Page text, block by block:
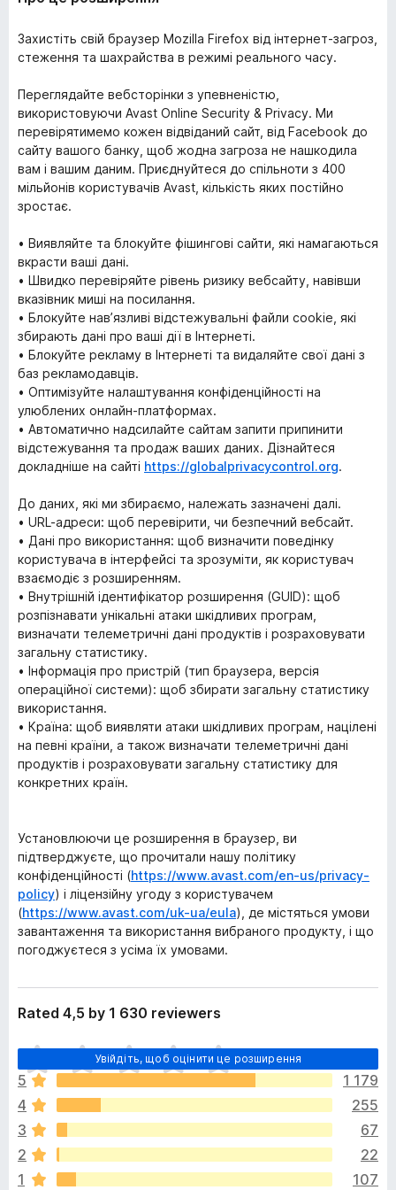
Захистіть свій браузер Mozilla Firefox від інтернет-загроз,
стеження та шахрайства в режимі реального часу.
Переглядайте вебсторінки з упевненістю,
використовуючи Avast Online Security & Privacy. Ми
перевірятимемо кожен відвіданий сайт, від Facebook до
сайту вашого банку, щоб жодна загроза не нашкодила
вам і вашим даним. Приєднуйтеся до спільноти з 400
мільйонів користувачів Avast, кількість яких постійно
зростає.
• Виявляйте та блокуйте фішингові сайти, які намагаються
вкрасти ваші дані.
• Швидко перевіряйте рівень ризику вебсайту, навівши
вказівник миші на посилання.
• Блокуйте нав’язливі відстежувальні файли cookie, які
збирають дані про ваші дії в Інтернеті.
• Блокуйте рекламу в Інтернеті та видаляйте свої дані з
баз рекламодавців.
• Оптимізуйте налаштування конфіденційності на
улюблених онлайн-платформах.
• Автоматично надсилайте сайтам запити припинити
відстежування та продаж ваших даних. Дізнайтеся
докладніше на сайті https://globalprivacycontrol.org.
До даних, які ми збираємо, належать зазначені далі.
• URL-адреси: щоб перевірити, чи безпечний вебсайт.
• Дані про використання: щоб визначити поведінку
користувача в інтерфейсі та зрозуміти, як користувач
взаємодіє з розширенням.
• Внутрішній ідентифікатор розширення (GUID): щоб
розпізнавати унікальні атаки шкідливих програм,
визначати телеметричні дані продуктів і розраховувати
загальну статистику.
• Інформація про пристрій (тип браузера, версія
операційної системи): щоб збирати загальну статистику
використання.
• Країна: щоб виявляти атаки шкідливих програм, націлені
на певні країни, а також визначати телеметричні дані
продуктів і розраховувати загальну статистику для
конкретних країн.
Установлюючи це розширення в браузер, ви
підтверджуєте, що прочитали нашу політику
конфіденційності (https://www.avast.com/en-us/privacy-
policy) і ліцензійну угоду з користувачем
(https://www.avast.com/uk-ua/eula), де містяться умови
завантаження та використання вибраного продукту, і що
погоджуєтеся з усіма їх умовами.
Rated 4,5 by 1 630 reviewers
Увійдіть, щоб оцінити це розширення
Щ
е
н
е
м
а
є
о
5
1 179
4
255
3
67
2
22
1
107